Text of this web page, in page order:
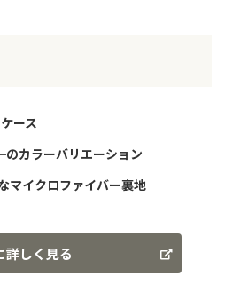
ース
カラーバリエーション
マイクロファイバー裏地
詳しく見る